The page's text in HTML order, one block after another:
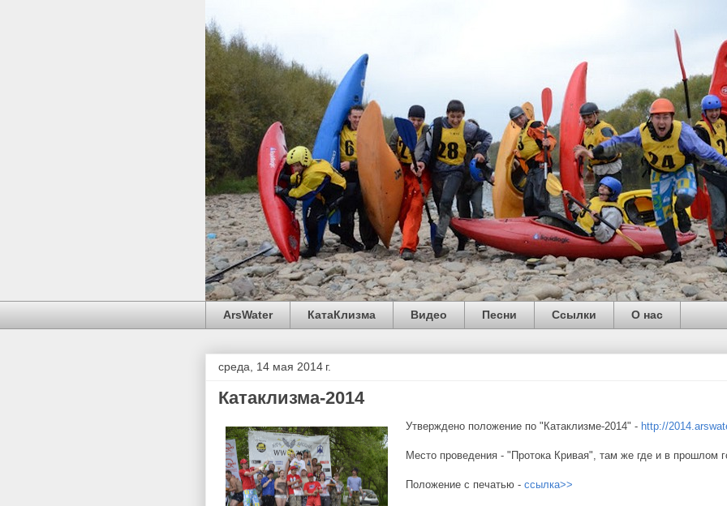
ArsWater КатаКлизма Видео Песни Ссылки О нас
среда, 14 мая 2014 г.
Катаклизма-2014
Утверждено положение по "Катаклизме-2014" - http://
Место проведения - "Протока Кривая", там же где и в прошлом
Положение с печатью - ссылка>>